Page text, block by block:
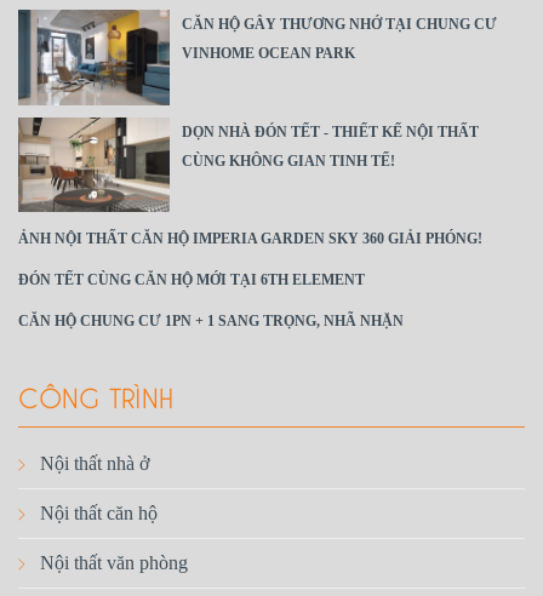
CĂN HỘ GÂY THƯƠNG NHỚ TẠI CHUNG CƯ
VINHOME OCEAN PARK
DỌN NHÀ ĐÓN TẾT - THIẾT KẾ NỘI THẤT
CÙNG KHÔNG GIAN TINH TẾ!
ẢNH NỘI THẤT CĂN HỘ IMPERIA GARDEN SKY 360 GIẢI PHÓNG!
ĐÓN TẾT CÙNG CĂN HỘ MỚI TẠI 6TH ELEMENT
CĂN HỘ CHUNG CƯ 1PN + 1 SANG TRỌNG, NHÃ NHẶN
CÔNG TRÌNH
Nội thất nhà ở
Nội thất căn hộ
Nội thất văn phòng